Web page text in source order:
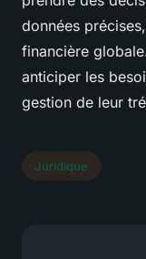
données
financière
anticiper les
gestion de leur
Juridique